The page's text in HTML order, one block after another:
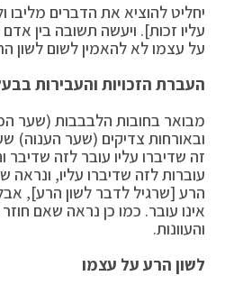
יחליט להוציא את הדברים מליבו
עליו זכות]. ויעשה תשובה בין
על עצמו לא להאמין לשום לשון
העברת הזכויות והעבירות
מבואר בחובות הלבבבות (שער
ובאורחות צדיקים (שער הענוה)
זה שדיברו עליו עובר לזה שדיבר
עוברות לזה שדיברו עליו,
הרע [שרגיל לדבר לשון הרע],
אינו עובר. כמו כן נראה שאם
והעוונות.
לשון הרע על עצמו